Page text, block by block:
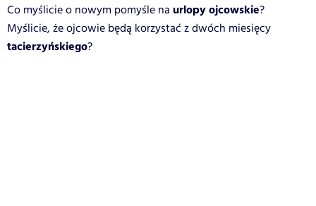
Co myślicie o nowym pomyśle na urlopy ojcowskie?
Myślicie, że ojcowie będą korzystać z dwóch miesięcy
tacierzyńskiego?